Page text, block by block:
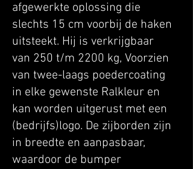
afgewerkte oplossing die
slechts 15 cm voorbij de haken
uitsteekt. Hij is verkrijgbaar
van 250 t/m 2200 kg, Voorzien
van twee-laags poedercoating
in elke gewenste Ralkleur en
kan worden uitgerust met een
(bedrijfs)logo. De zijborden zijn
in breedte en aanpasbaar,
waardoor de bumper